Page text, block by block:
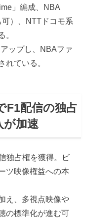
」編成、NBA
）、NTTドコモ系
。
ップし、NBAファ
れている。
F1配信の独占
加速
独占権を獲得。ビ
ツ映像権益への本
え、多視点映像や
の標準化が進む可